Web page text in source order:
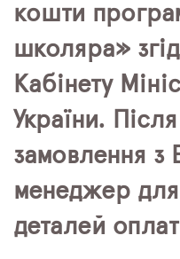
кошти
школяра»
Кабінету
України.
замовлення з
менеджер для
деталей